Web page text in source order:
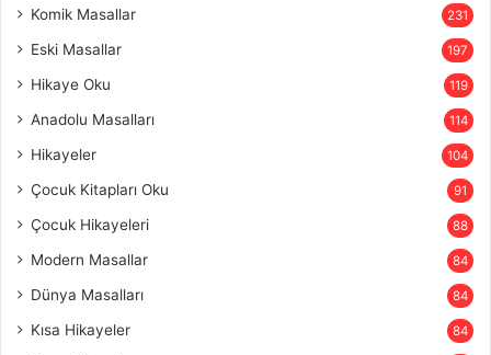
Komik Masallar 231
Eski Masallar 197
Hikaye Oku 119
Anadolu Masalları 114
Hikayeler 104
Çocuk Kitapları Oku 91
Çocuk Hikayeleri 88
Modern Masallar 84
Dünya Masalları 84
Kısa Hikayeler 84